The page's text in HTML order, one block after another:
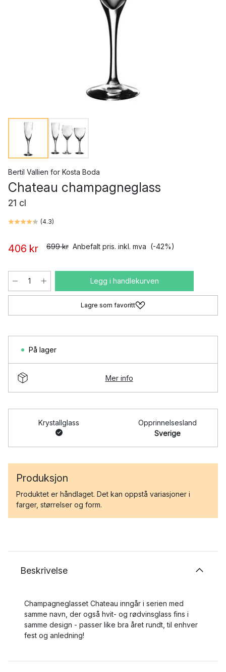
Bertil Vallien for Kosta Boda
Chateau champagneglass
21 cl
(4.3)
406 kr 699 kr Anbefalt pris. inkl. mva (-42%)
Legg i handlekurven
Lagre som favoritt
På lager
Mer info
Krystallglass
Opprinnelsesland
Sverige
Produksjon
Produktet er håndlaget. Det kan oppstå variasjoner i
farger, størrelser og form.
Beskrivelse
Champagneglasset Chateau inngår i serien med
samme navn, der også hvit- og rødvinsglass fins i
samme design - passer like bra året rundt, til enhver
fest og anledning!